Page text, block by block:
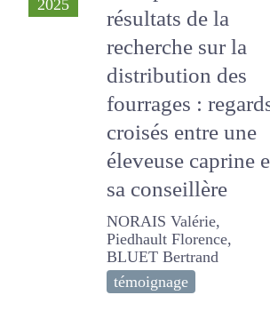
#261
S’emparer des
résultats de la
recherche sur la
distribution des
fourrages : regards
croisés entre une
éleveuse caprine et
sa conseillère
NORAIS Valérie, Piedhault
Florence, BLUET Bertrand
témoignage